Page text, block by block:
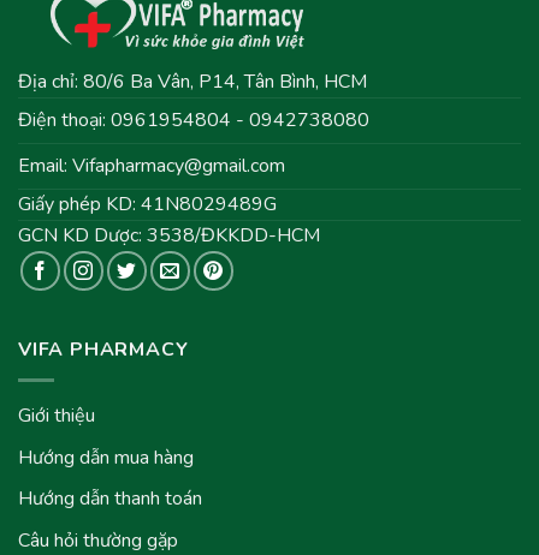
Địa chỉ: 80/6 Ba Vân, P14, Tân Bình, HCM
Điện thoại: 0961954804 - 0942738080
Email: Vifapharmacy@gmail.com
Giấy phép KD: 41N8029489G
GCN KD Dược: 3538/ĐKKDD-HCM
VIFA PHARMACY
Giới thiệu
Hướng dẫn mua hàng
Hướng dẫn thanh toán
Câu hỏi thường gặp